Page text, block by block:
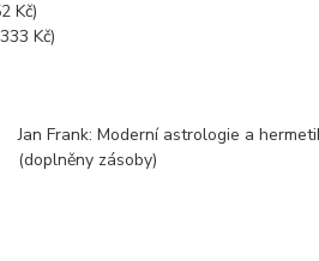
Kč)
Kč)
Jan Frank: Moderní astrologie a
(doplněny zásoby)